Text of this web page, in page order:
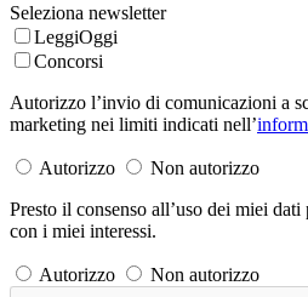
Seleziona newsletter
LeggiOggi
Concorsi
Autorizzo l’invio di comunicazioni a
marketing nei limiti indicati nell’
Autorizzo
Non autorizzo
Presto il consenso all’uso dei miei
con i miei interessi.
Autorizzo Non autorizzo